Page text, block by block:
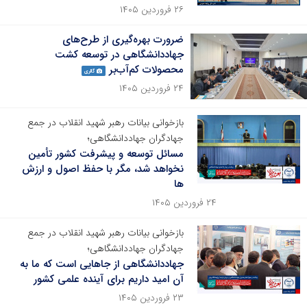
۲۶ فروردین ۱۴۰۵
ضرورت بهره‌گیری از طرح‌های
جهاددانشگاهی در توسعه کشت
محصولات کم‌آب‌بر
گالری
۲۴ فروردین ۱۴۰۵
بازخوانی بیانات رهبر شهید انقلاب در جمع
جهادگران جهاددانشگاهی؛
مسائل توسعه و پیشرفت کشور تأمین
نخواهد شد، مگر با حفظ اصول و ارزش
ها
۲۴ فروردین ۱۴۰۵
بازخوانی بیانات رهبر شهید انقلاب در جمع
جهادگران جهاددانشگاهی؛
جهاددانشگاهى از جاهایی است که ما به
آن امید داریم براى آینده علمى کشور
۲۳ فروردین ۱۴۰۵